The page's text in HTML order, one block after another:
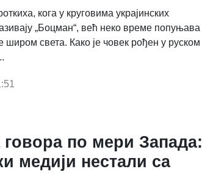
кога у круговима украјинских
„Боцман“, већ неко време попуњава
широм света. Како је човек рођен у руском
по мери Запада:
медији нестали са